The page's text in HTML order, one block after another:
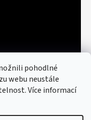
pohodlné
webu neustále
Více informací